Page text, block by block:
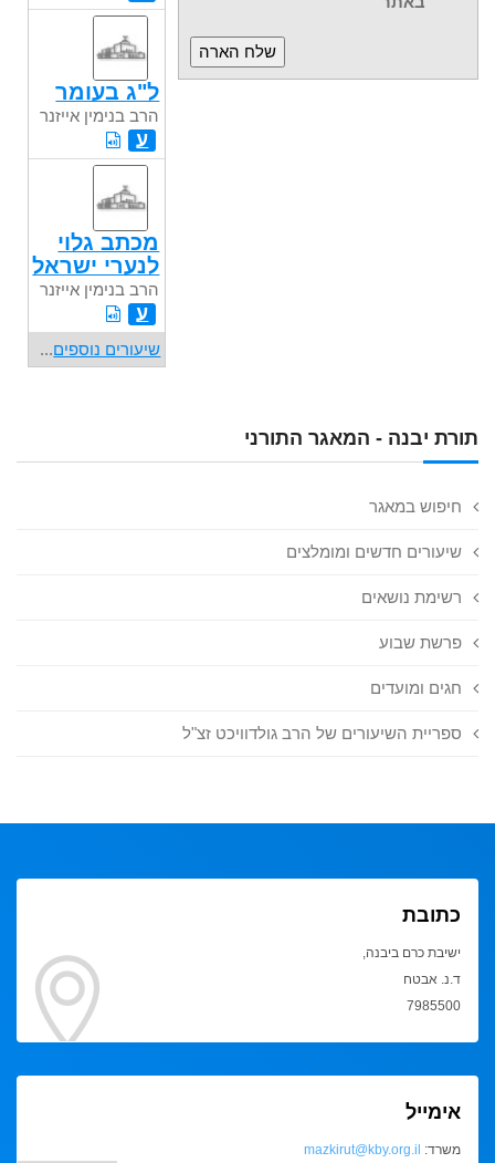
תורת יבנה - המאגר התורני
חיפוש במאגר
שיעורים חדשים ומומלצים
רשימת נושאים
פרשת שבוע
חגים ומועדים
ספריית השיעורים של הרב גולדוויכט זצ"ל
ל"ג בעומר
הרב בנימין אייזנר
ע
מכתב גלוי
לנערי ישראל
הרב בנימין אייזנר
ע
שיעורים נוספים...
כתובת
ישיבת כרם ביבנה,
ד.נ. אבטח
7985500
אימייל
משרד: mazkirut@kby.org.il